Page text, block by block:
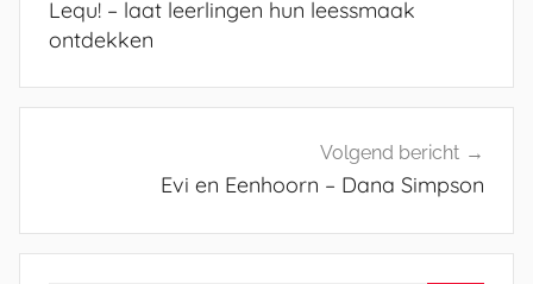
Lequ! – laat leerlingen hun leessmaak
ontdekken
Volgend bericht
Evi en Eenhoorn – Dana Simpson